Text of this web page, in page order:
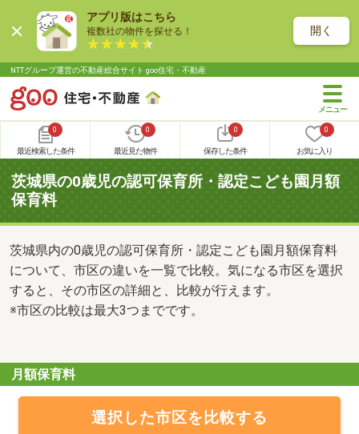
アプリ版はこちら
複数社の物件を探せる！ 開く
NTTグループ運営の不動産総合サイト goo住宅・不動産
0
最近検索した条件
0
最近見た物件
0
保存した条件
0
お気に入り
茨城県の0歳児の認可保育所・認定こども園月額
保育料
茨城県内の0歳児の認可保育所・認定こども園月額保育料
について、市区の違いを一覧で比較。気になる市区を選択
すると、その市区の詳細と、比較が行えます。
※市区の比較は最大3つまでです。
月額保育料
選択した市区を比較する